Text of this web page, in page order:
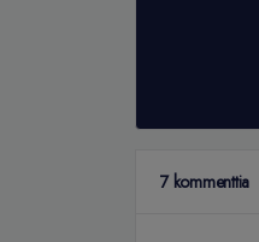
7 kommenttia